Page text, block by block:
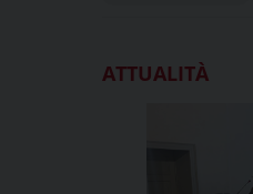
ATTUALITÀ